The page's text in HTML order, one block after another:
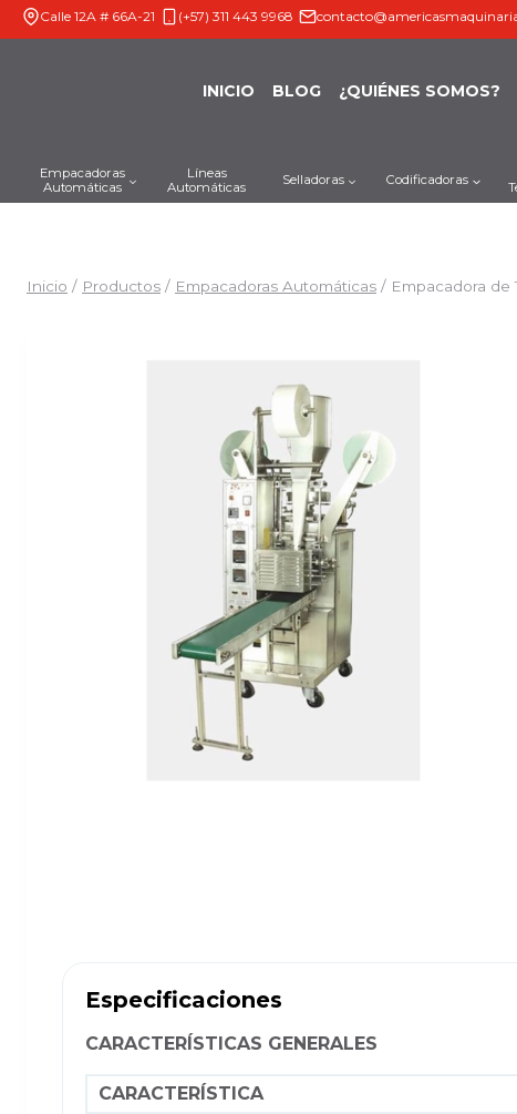
Saltar
al
Calle 12A # 66A-21 (+57) 311 443 9968
INICIO BLOG ¿QUIÉNES SOMOS?
Empacadoras
Automáticas
Líneas
Automáticas
Selladoras Codificadoras
Inicio / Productos / Empacadoras Automáticas / Empacadora de
Especificaciones
CARACTERÍSTICAS GENERALES
CARACTERÍSTICA